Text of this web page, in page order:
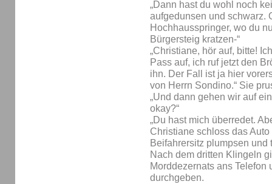
„Dann hast du wohl noch
aufgedunsen und schwarz.
Hochhausspringer, wo du
Bürgersteig kratzen-“
„Christiane, hör auf, bitte!
Pass auf, ich ruf jetzt den
ihn. Der Fall ist ja hier
von Herrn Sondino.“ Sie
„Und dann gehen wir auf
okay?“
„Du hast mich überredet.
Christiane schloss das
Beifahrersitz plumpsen und
Nach dem dritten Klingeln
Morddezernats ans
durchgeben.